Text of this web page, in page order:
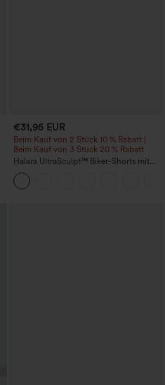
€31,95 EUR
Beim Kauf von 2 Stück 10 % Rabatt |
Beim Kauf von 3 Stück 20 % Rabatt
Halara UltraSculpt™ Biker-Shorts mit
hoher Taille, bauchformend (Tummy
Control), mit Seitentasche für Training,
5''